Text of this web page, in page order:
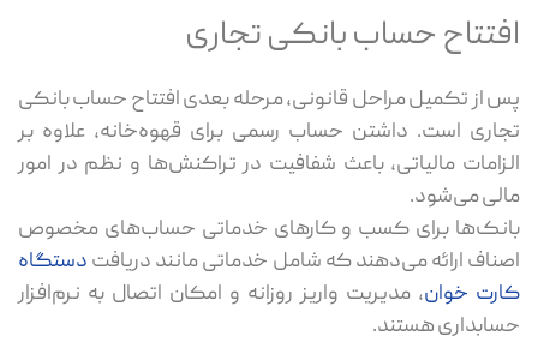
افتتاح حساب بانکی تجاری
پس از تکمیل مراحل قانونی، مرحله بعدی افتتاح حساب بانکی
تجاری است. داشتن حساب رسمی برای قهوه‌خانه، علاوه بر
الزامات مالیاتی، باعث شفافیت در تراکنش‌ها و نظم در امور
مالی می‌شود.
بانک‌ها برای کسب و کارهای خدماتی حساب‌های مخصوص
اصناف ارائه می‌دهند که شامل خدماتی مانند دریافت دستگاه
کارت خوان، مدیریت واریز روزانه و امکان اتصال به نرم‌افزار
حسابداری هستند.